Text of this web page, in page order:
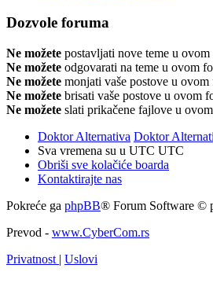
Dozvole foruma
Ne možete postavljati nove teme u
Ne možete odgovarati na teme u ovom
Ne možete monjati vaše postove u ovom
Ne možete brisati vaše postove u ovom
Ne možete slati prikačene fajlove u
Doktor Alternativa Doktor
Sva vremena su u UTC UTC
Obriši sve kolačiće boarda
Kontaktirajte nas
Pokreće ga phpBB® Forum Software ©
Prevod - www.CyberCom.rs
Privatnost | Uslovi